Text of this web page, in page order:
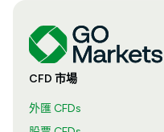
CFD 市場
外匯 CFDs